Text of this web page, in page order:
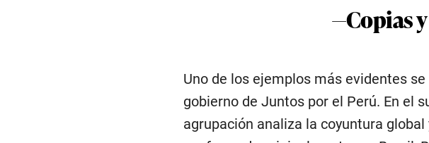
—Copias
Uno de los ejemplos más evidentes
gobierno de Juntos por el Perú. En el
agrupación analiza la coyuntura